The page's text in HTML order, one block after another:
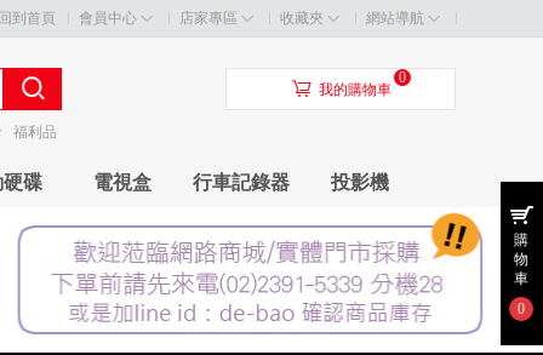
回到首頁 會員中心 店家專區 收藏夾 網站導航
福利品
󰃦 我的購物車
0
碟 電視盒 行車記錄器 投影機
購
物
車
0